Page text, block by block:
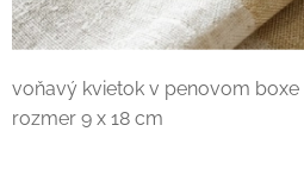
voňavý kvietok v penovom boxe
rozmer 9 x 18 cm